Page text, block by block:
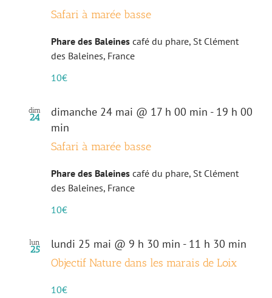
Safari à marée basse
Phare des Baleines café du phare, St Clément
des Baleines, France
10€
dim
24 dimanche 24 mai @ 17 h 00 min - 19 h 00
min
Safari à marée basse
Phare des Baleines café du phare, St Clément
des Baleines, France
10€
lun
25 lundi 25 mai @ 9 h 30 min - 11 h 30 min
Objectif Nature dans les marais de Loix
10€